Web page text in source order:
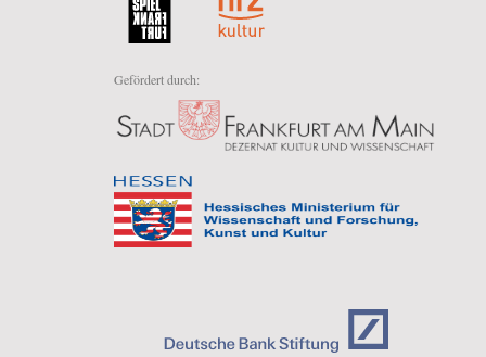
Gefördert durch: